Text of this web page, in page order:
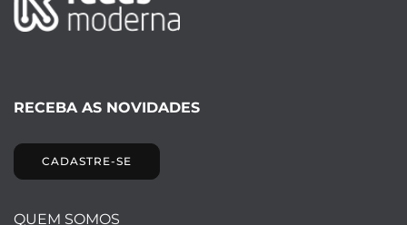
RECEBA AS NOVIDADES
CADASTRE-SE
QUEM SOMOS